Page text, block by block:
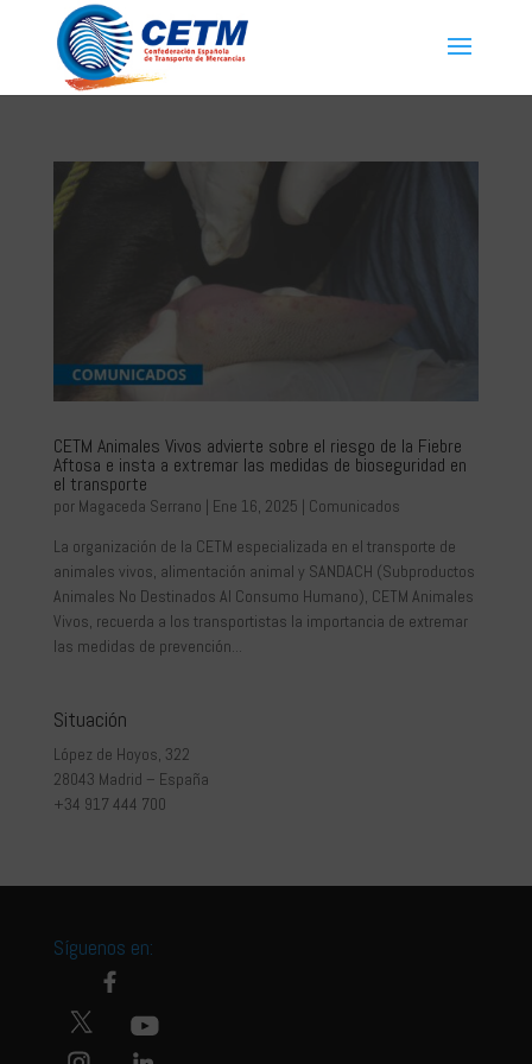
CETM Animales Vivos advierte sobre el riesgo de la Fiebre
Aftosa e insta a extremar las medidas de bioseguridad en
el transporte
por Magaceda Serrano | Ene 16, 2025 | Comunicados
La organización de la CETM especializada en el transporte de
animales vivos, alimentación animal y SANDACH (Subproductos
Animales No Destinados Al Consumo Humano), CETM Animales
Vivos, recuerda a los transportistas la importancia de extremar
las medidas de prevención...
Situación
López de Hoyos, 322
28043 Madrid – España
+34 917 444 700
Síguenos en: